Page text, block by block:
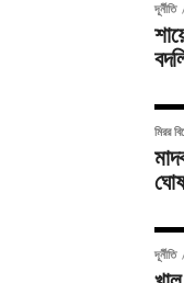
দূর্নীতি
মিরর
দূর্নীতি